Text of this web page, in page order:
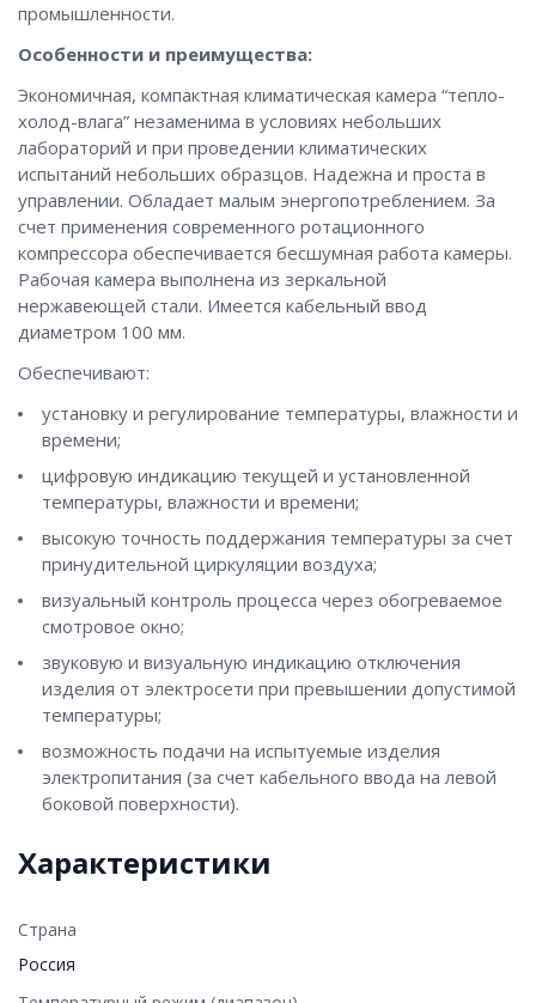
промышленности.
Особенности и преимущества:
Экономичная, компактная климатическая камера “тепло-
холод-влага” незаменима в условиях небольших
лабораторий и при проведении климатических
испытаний небольших образцов. Надежна и проста в
управлении. Обладает малым энергопотреблением. За
счет применения современного ротационного
компрессора обеспечивается бесшумная работа камеры.
Рабочая камера выполнена из зеркальной
нержавеющей стали. Имеется кабельный ввод
диаметром 100 мм.
Обеспечивают:
установку и регулирование температуры, влажности и
времени;
цифровую индикацию текущей и установленной
температуры, влажности и времени;
высокую точность поддержания температуры за счет
принудительной циркуляции воздуха;
визуальный контроль процесса через обогреваемое
смотровое окно;
звуковую и визуальную индикацию отключения
изделия от электросети при превышении допустимой
температуры;
возможность подачи на испытуемые изделия
электропитания (за счет кабельного ввода на левой
боковой поверхности).
Характеристики
Страна
Россия